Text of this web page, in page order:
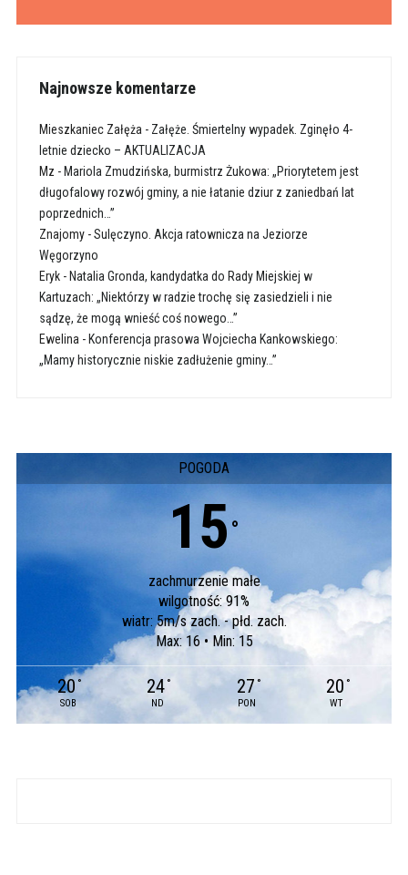
Najnowsze komentarze
Mieszkaniec Załęża - Załęże. Śmiertelny wypadek. Zginęło 4-
letnie dziecko – AKTUALIZACJA
Mz - Mariola Zmudzińska, burmistrz Żukowa: „Priorytetem jest
długofalowy rozwój gminy, a nie łatanie dziur z zaniedbań lat
poprzednich…”
Znajomy-Sulęczyno. Akcja ratownicza na Jeziorze
Węgorzyno
Eryk- Natalia Gronda, kandydatka do Rady Miejskiej w
Kartuzach: „Niektórzy w radzie trochę się zasiedzieli i nie
sądzę, że mogą wnieść coś nowego…”
Ewelina - Konferencja prasowa Wojciecha Kankowskiego:
„Mamy historycznie niskie zadłużenie gminy…”
POGODA
15 °
zachmurzenie małe
wilgotność: 91%
wiatr: 5m/s zach. - płd. zach.
Max: 16 • Min: 15
20 °
SOB
24 °
ND
27 °
PON
20 °
WT